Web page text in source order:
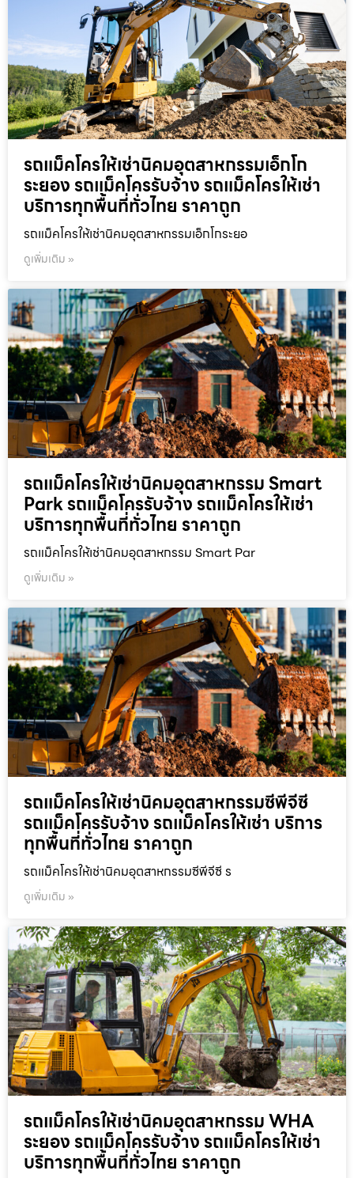
รถแม็คโครให้เช่านิคมอุตสาหกรรมเอ็กโก
ระยอง รถแม็คโครรับจ้าง รถแม็คโครให้เช่า
บริการทุกพื้นที่ทั่วไทย ราคาถูก
รถแม็คโครให้เช่านิคมอุตสาหกรรมเอ็กโกระยอ
ดูเพิ่มเติม »
รถแม็คโครให้เช่านิคมอุตสาหกรรม Smart
Park รถแม็คโครรับจ้าง รถแม็คโครให้เช่า
บริการทุกพื้นที่ทั่วไทย ราคาถูก
รถแม็คโครให้เช่านิคมอุตสาหกรรม Smart Par
ดูเพิ่มเติม »
รถแม็คโครให้เช่านิคมอุตสาหกรรมซีพีจีซี
รถแม็คโครรับจ้าง รถแม็คโครให้เช่า บริการ
ทุกพื้นที่ทั่วไทย ราคาถูก
รถแม็คโครให้เช่านิคมอุตสาหกรรมซีพีจีซี ร
ดูเพิ่มเติม »
รถแม็คโครให้เช่านิคมอุตสาหกรรม WHA
ระยอง รถแม็คโครรับจ้าง รถแม็คโครให้เช่า
บริการทุกพื้นที่ทั่วไทย ราคาถูก